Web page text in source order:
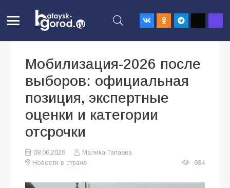
Мобилизация-2026 после
выборов: официальная
позиция, экспертные
оценки и категории
отсрочки
08.06.2026
Малика Тапаева
Новости в стране
684